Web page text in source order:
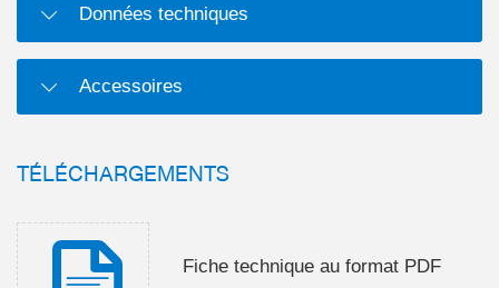
Données techniques
Accessoires
TÉLÉCHARGEMENTS
Fiche technique au format PDF